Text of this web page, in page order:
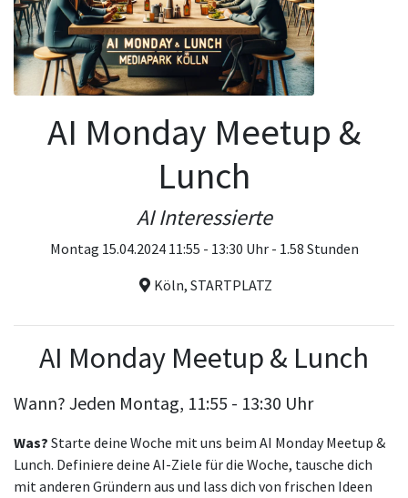
AI Monday Meetup &
Lunch
AI Interessierte
Montag 15.04.2024 11:55 - 13:30 Uhr - 1.58 Stunden
Köln, STARTPLATZ
AI Monday Meetup & Lunch
Wann? Jeden Montag, 11:55 - 13:30 Uhr
Was? Starte deine Woche mit uns beim AI Monday Meetup &
Lunch. Definiere deine AI-Ziele für die Woche, tausche dich
mit anderen Gründern aus und lass dich von frischen Ideen